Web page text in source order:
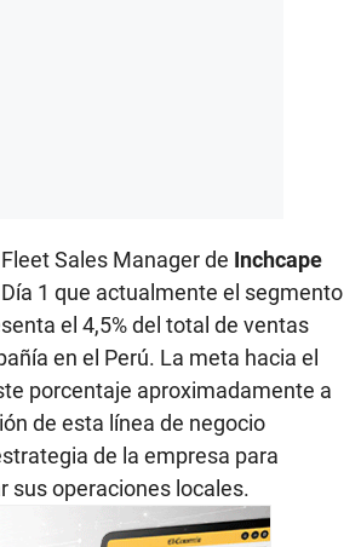
Sales Manager de Inchcape
1 que actualmente el segmento
el 4,5% del total de ventas
en el Perú. La meta hacia el
porcentaje aproximadamente a
de esta línea de negocio
de la empresa para
sus operaciones locales.